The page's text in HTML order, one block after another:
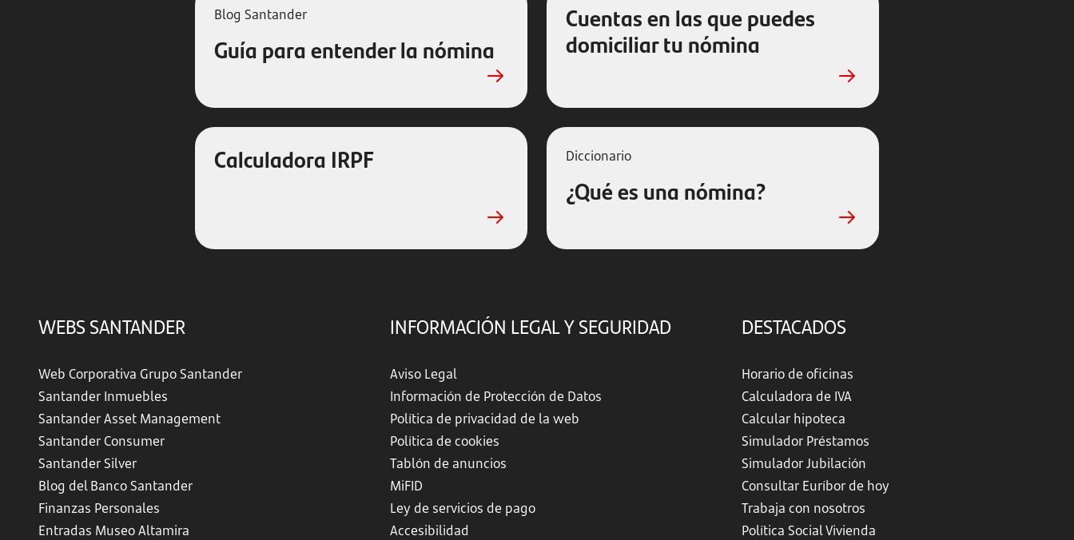
Blog Santander
Guía para entender la nómina
Cuentas en las que puedes
domiciliar tu nómina
Calculadora IRPF Diccionario
¿Qué es una nómina?
WEBS SANTANDER
Web Corporativa Grupo Santander
Santander Inmuebles
Santander Asset Management
Santander Consumer
Santander Silver
Blog del Banco Santander
Finanzas Personales
Entradas Museo Altamira
INFORMACIÓN LEGAL Y SEGURIDAD
Aviso Legal
Información de Protección de Datos
Política de privacidad de la web
Política de cookies
Tablón de anuncios
MiFID
Ley de servicios de pago
Accesibilidad
DESTACADOS
Horario de oficinas
Calculadora de IVA
Calcular hipoteca
Simulador Préstamos
Simulador Jubilación
Consultar Euríbor de hoy
Trabaja con nosotros
Política Social Vivienda